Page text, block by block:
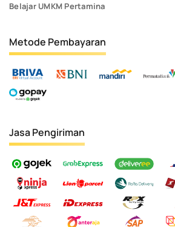
Belajar UMKM Pertamina
Metode Pembayaran
Jasa Pengiriman